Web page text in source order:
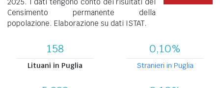
Censimento permanente della
popolazione. Elaborazione su dati ISTAT.
158
Lituani in Puglia
0,10%
Stranieri in Puglia